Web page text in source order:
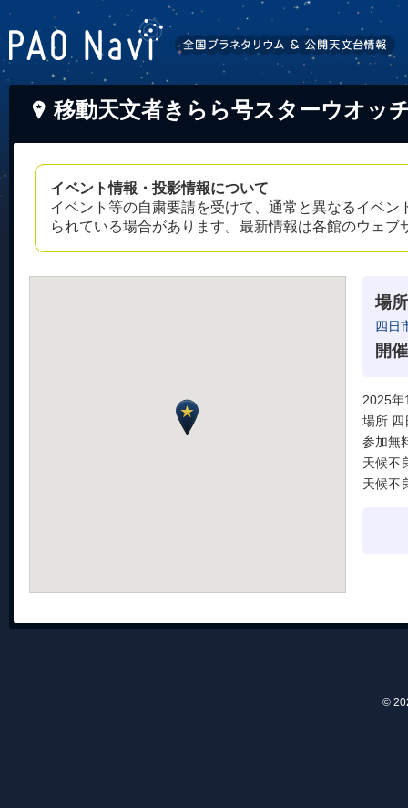
移動天文者きらら号スターウオッ
イベント情報・投影情報について
イベント等の自粛要請を受けて、通常と異なるイベ
られている場合があります。最新情報は各館のウェ
場所
四日
開
2025
場所 四
参加無
天候不
天候不
©